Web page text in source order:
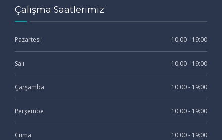
Çalışma Saatlerimiz
Pazartesi 10:00 - 19:00
Salı 10:00 - 19:00
Çarşamba 10:00 - 19:00
Perşembe 10:00 - 19:00
Cuma 10:00 - 19:00